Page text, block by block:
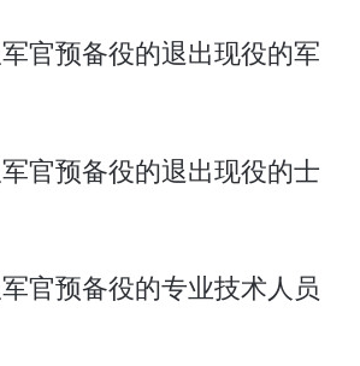
军官预备役的退出现役的军
军官预备役的退出现役的士
军官预备役的专业技术人员